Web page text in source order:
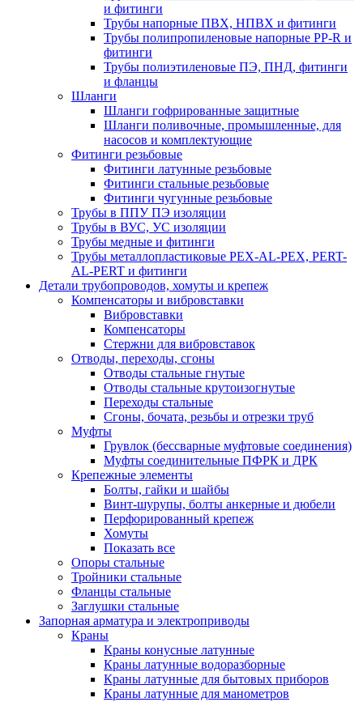
и фитинги
Трубы напорные ПВХ, НПВХ и фитинги
Трубы полипропиленовые напорные PP-R и
фитинги
Трубы полиэтиленовые ПЭ, ПНД, фитинги
и фланцы
Шланги
Шланги гофрированные защитные
Шланги поливочные, промышленные, для
насосов и комплектующие
Фитинги резьбовые
Фитинги латунные резьбовые
Фитинги стальные резьбовые
Фитинги чугунные резьбовые
Трубы в ППУ ПЭ изоляции
Трубы в ВУС, УС изоляции
Трубы медные и фитинги
Трубы металлопластиковые PEX-AL-PEX, PERT-
AL-PERT и фитинги
Детали трубопроводов, хомуты и крепеж
Компенсаторы и вибровставки
Вибровставки
Компенсаторы
Стержни для вибровставок
Отводы, переходы, сгоны
Отводы стальные гнутые
Отводы стальные крутоизогнутые
Переходы стальные
Сгоны, бочата, резьбы и отрезки труб
Муфты
Грувлок (бессварные муфтовые соединения)
Муфты соединительные ПФРК и ДРК
Крепежные элементы
Болты, гайки и шайбы
Винт-шурупы, болты анкерные и дюбели
Перфорированный крепеж
Хомуты
Показать все
Опоры стальные
Тройники стальные
Фланцы стальные
Заглушки стальные
Запорная арматура и электроприводы
Краны
Краны конусные латунные
Краны латунные водоразборные
Краны латунные для бытовых приборов
Краны латунные для манометров